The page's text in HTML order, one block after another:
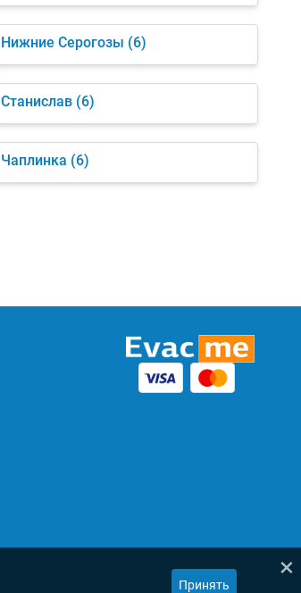
Нижние Серогозы (6)
Станислав (6)
Чаплинка (6)
×
Принять